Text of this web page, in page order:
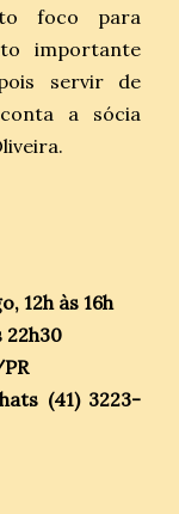
foco para
importante
servir de
a sócia
12h às 16h
22h30
(41) 3223-